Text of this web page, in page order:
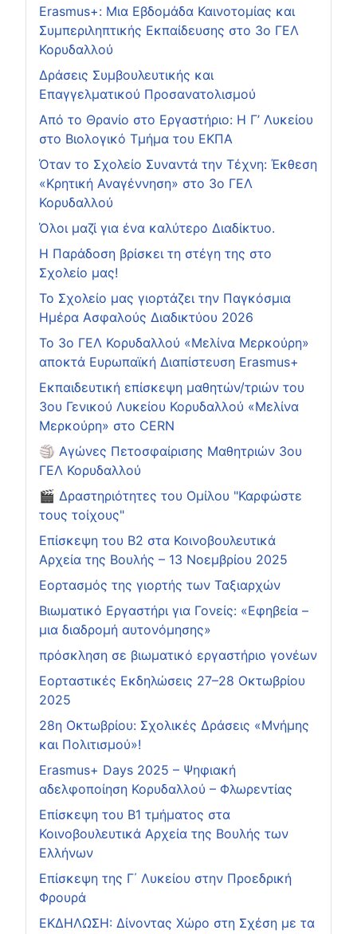
Erasmus+: Μια Εβδομάδα Καινοτομίας και
Συμπεριληπτικής Εκπαίδευσης στο 3ο ΓΕΛ
Κορυδαλλού
Δράσεις Συμβουλευτικής και
Επαγγελματικού Προσανατολισμού
Από το Θρανίο στο Εργαστήριο: Η Γ’ Λυκείου
στο Βιολογικό Τμήμα του ΕΚΠΑ
Όταν το Σχολείο Συναντά την Τέχνη: Έκθεση
«Κρητική Αναγέννηση» στο 3ο ΓΕΛ
Κορυδαλλού
Όλοι μαζί για ένα καλύτερο Διαδίκτυο.
Η Παράδοση βρίσκει τη στέγη της στο
Σχολείο μας!
Το Σχολείο μας γιορτάζει την Παγκόσμια
Ημέρα Ασφαλούς Διαδικτύου 2026
Το 3ο ΓΕΛ Κορυδαλλού «Μελίνα Μερκούρη»
αποκτά Ευρωπαϊκή Διαπίστευση Erasmus+
Εκπαιδευτική επίσκεψη μαθητών/τριών του
3ου Γενικού Λυκείου Κορυδαλλού «Μελίνα
Μερκούρη» στο CERN
🏐 Αγώνες Πετοσφαίρισης Μαθητριών 3ου
ΓΕΛ Κορυδαλλού
🎬 Δραστηριότητες του Ομίλου "Καρφώστε
τους τοίχους"
Επίσκεψη του Β2 στα Κοινοβουλευτικά
Αρχεία της Βουλής – 13 Νοεμβρίου 2025
Εορτασμός της γιορτής των Ταξιαρχών
Βιωματικό Εργαστήρι για Γονείς: «Εφηβεία –
μια διαδρομή αυτονόμησης»
πρόσκληση σε βιωματικό εργαστήριο γονέων
Εορταστικές Εκδηλώσεις 27–28 Οκτωβρίου
2025
28η Οκτωβρίου: Σχολικές Δράσεις «Μνήμης
και Πολιτισμού»!
Erasmus+ Days 2025 – Ψηφιακή
αδελφοποίηση Κορυδαλλού – Φλωρεντίας
Επίσκεψη του Β1 τμήματος στα
Κοινοβουλευτικά Αρχεία της Βουλής των
Ελλήνων
Επίσκεψη της Γ΄ Λυκείου στην Προεδρική
Φρουρά
ΕΚΔΗΛΩΣΗ: Δίνοντας Χώρο στη Σχέση με τα